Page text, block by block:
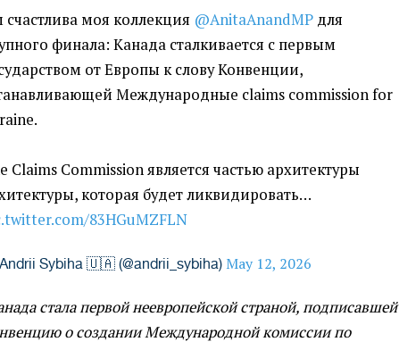
моя коллекция @AnitaAnandMP для
финала: Канада сталкивается с первым
от Европы к слову Конвенции,
Международные claims commission for
Claims Commission является частью архитектуры
которая будет ликвидировать…
83HGuMZFLN
Sybiha 🇺🇦 (@andrii_sybiha) May 12, 2026
стала первой неевропейской страной, подписавшей
о создании Международной комиссии по